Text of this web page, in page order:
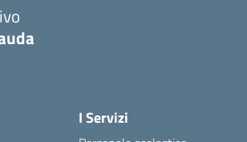
I Servizi